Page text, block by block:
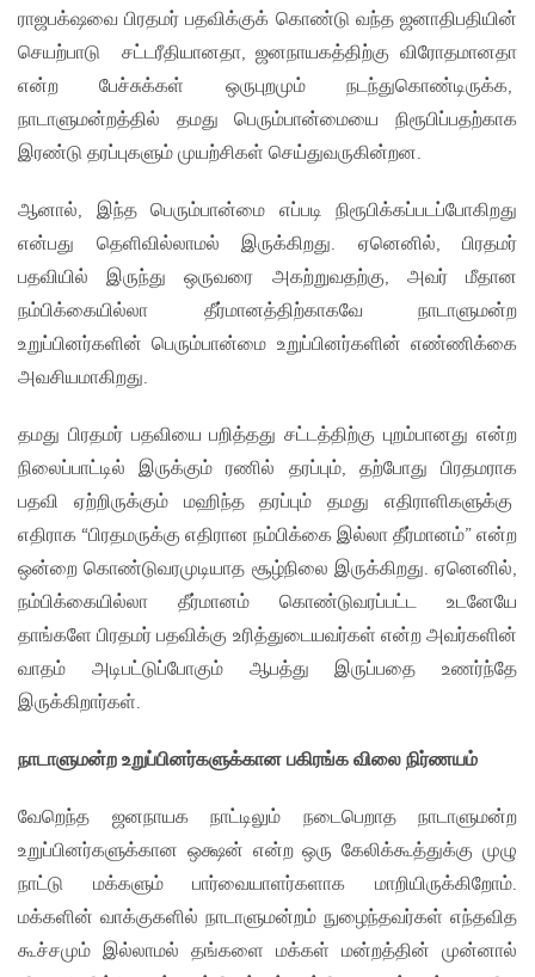
ராஜபக்‌ஷவை பிரதமர் பதவிக்குக் கொண்டு வந்த ஜனாதிபதியின்
செயற்பாடு சட்டரீதியானதா, ஜனநாயகத்திற்கு விரோதமானதா
என்ற பேச்சுக்கள் ஒருபுறமும் நடந்துகொண்டிருக்க,
நாடாளுமன்றத்தில் தமது பெரும்பான்மையை நிரூபிப்பதற்காக
இரண்டு தரப்புகளும் முயற்சிகள் செய்துவருகின்றன.
ஆனால், இந்த பெரும்பான்மை எப்படி நிரூபிக்கப்படப்போகிறது
என்பது தெளிவில்லாமல் இருக்கிறது. ஏனெனில், பிரதமர்
பதவியில் இருந்து ஒருவரை அகற்றுவதற்கு, அவர் மீதான
நம்பிக்கையில்லா தீர்மானத்திற்காகவே நாடாளுமன்ற
உறுப்பினர்களின் பெரும்பான்மை உறுப்பினர்களின் எண்ணிக்கை
அவசியமாகிறது.
தமது பிரதமர் பதவியை பறித்தது சட்டத்திற்கு புறம்பானது என்ற
நிலைப்பாட்டில் இருக்கும் ரணில் தரப்பும், தற்போது பிரதமராக
பதவி ஏற்றிருக்கும் மஹிந்த தரப்பும் தமது எதிராளிகளுக்கு
எதிராக “பிரதமருக்கு எதிரான நம்பிக்கை இல்லா தீர்மானம்” என்ற
ஒன்றை கொண்டுவரமுடியாத சூழ்நிலை இருக்கிறது. ஏனெனில்,
நம்பிக்கையில்லா தீர்மானம் கொண்டுவரப்பட்ட உடனேயே
தாங்களே பிரதமர் பதவிக்கு உரித்துடையவர்கள் என்ற அவர்களின்
வாதம் அடிபட்டுப்போகும் ஆபத்து இருப்பதை உணர்ந்தே
இருக்கிறார்கள்.
நாடாளுமன்ற உறுப்பினர்களுக்கான பகிரங்க விலை நிர்ணயம்
வேறெந்த ஜனநாயக நாட்டிலும் நடைபெறாத நாடாளுமன்ற
உறுப்பினர்களுக்கான ஒக்ஷன் என்ற ஒரு கேலிக்கூத்துக்கு முழு
நாட்டு மக்களும் பார்வையாளர்களாக மாறியிருக்கிறோம்.
மக்களின் வாக்குகளில் நாடாளுமன்றம் நுழைந்தவர்கள் எந்தவித
கூச்சமும் இல்லாமல் தங்களை மக்கள் மன்றத்தின் முன்னால்